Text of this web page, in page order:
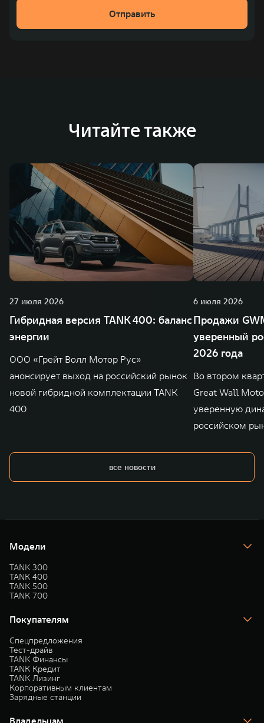
рублей). С 1998 года Great Wall Motor занимает первое
место по объёмам продаж пикапов в Китае. На
зарубежных – в России, Таиланде, Бразилии и Индии, а
Отправить
Читайте также
27 июля 2026
Гибридная версия TANK 400: баланс
энергии
ООО «Грейт Волл Мотор Рус»
анонсирует выход на российский рынок
новой гибридной комплектации TANK
400
6 июля 2026
Продажи
уверенный
2026 года
Во втором
Great Wall
уверенную
российском
все новости
Модели
TANK 300
TANK 400
TANK 500
TANK 700
Покупателям
Спецпредложения
Тест-драйв
TANK Финансы
TANK Кредит
TANK Лизинг
Корпоративным клиентам
Зарядные станции
Владельцам